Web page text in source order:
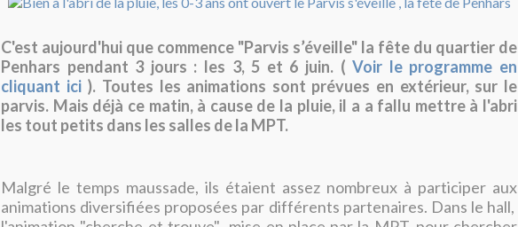
C'est aujourd'hui que commence "Parvis s’éveille" la fête du quartier de
Penhars pendant 3 jours : les 3, 5 et 6 juin. (Voir le programme en
cliquant ici). Toutes les animations sont prévues en extérieur, sur le
parvis. Mais déjà ce matin, à cause de la pluie, il a a fallu mettre à l'abri
les tout petits dans les salles de la MPT.
Malgré le temps maussade, ils étaient assez nombreux à participer aux
animations diversifiées proposées par différents partenaires. Dans le hall,